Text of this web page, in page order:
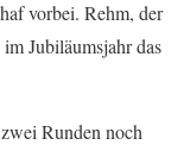
vorbei. Rehm, der
Jubiläumsjahr das
Runden noch